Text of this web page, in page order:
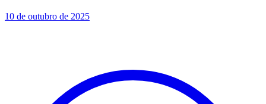
10 de outubro de 2025